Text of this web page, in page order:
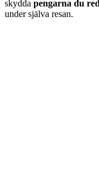
skydda pengarna du
under själva resan.